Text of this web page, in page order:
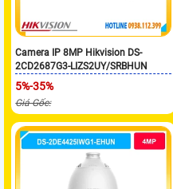
Camera IP 8MP Hikvision DS-
2CD2687G3-LIZS2UY/SRBHUN
5%-35%
Giá Gốc: